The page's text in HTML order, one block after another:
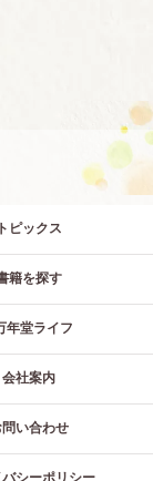
トピックス
籍を探す
年堂ライフ
会社案内
問い合わせ